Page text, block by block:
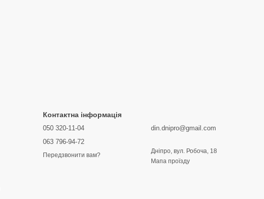
Контактна інформація
050 320-11-04
063 796-94-72
Передзвонити вам?
din.dnipro@gmail.com
Дніпро, вул. Робоча, 18
Мапа проїзду